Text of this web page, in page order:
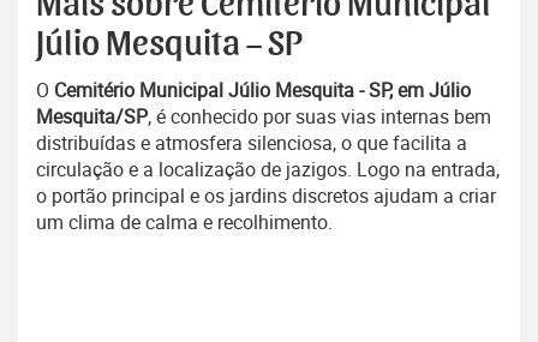
Júlio Mesquita – SP
O Cemitério Municipal Júlio Mesquita - SP, em Júlio
Mesquita/SP, é conhecido por suas vias internas bem
distribuídas e atmosfera silenciosa, o que facilita a
circulação e a localização de jazigos. Logo na entrada,
o portão principal e os jardins discretos ajudam a criar
um clima de calma e recolhimento.